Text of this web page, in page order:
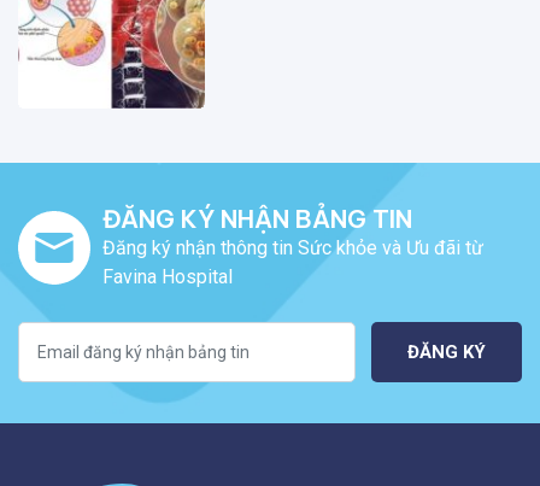
ĐĂNG KÝ NHẬN BẢNG TIN
Đăng ký nhận thông tin Sức khỏe và Ưu đãi từ
Favina Hospital
ĐĂNG KÝ